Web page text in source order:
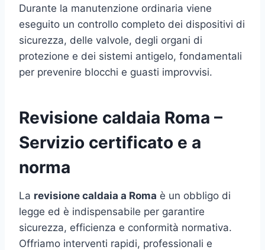
Durante la manutenzione ordinaria viene
eseguito un controllo completo dei dispositivi di
sicurezza, delle valvole, degli organi di
protezione e dei sistemi antigelo, fondamentali
per prevenire blocchi e guasti improvvisi.
Revisione caldaia Roma –
Servizio certificato e a
norma
La revisione caldaia a Roma è un obbligo di
legge ed è indispensabile per garantire
sicurezza, efficienza e conformità normativa.
Offriamo interventi rapidi, professionali e